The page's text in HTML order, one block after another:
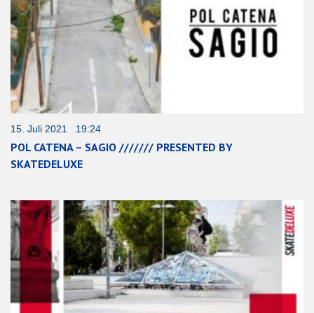
15. Juli 2021 19:24
POL CATENA – SAGIO /////// PRESENTED BY
SKATEDELUXE